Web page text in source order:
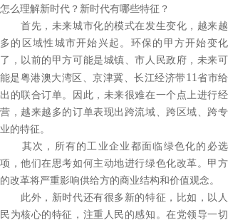
怎么理解新时代？新时代有哪些特征？
首先，未来城市化的模式在发生变化，越来越
多的区域性城市开始兴起。环保的甲方开始变化
了，以前的甲方可能是城镇、市人民政府，未来可
能是粤港澳大湾区、京津冀、长江经济带 11 省市给
出的联合订单。因此，未来很难在一个点上进行经
营，越来越多的订单表现出跨流域、跨区域、跨专
业的特征。
其次，所有的工业企业都面临绿色化的必选
项，他们在思考如何主动地进行绿色化改革。甲方
的改革将严重影响供给方的商业结构和价值观念。
此外，新时代还有很多新的特征，比如，以人
民为核心的特征，注重人民的感知。在党领导一切